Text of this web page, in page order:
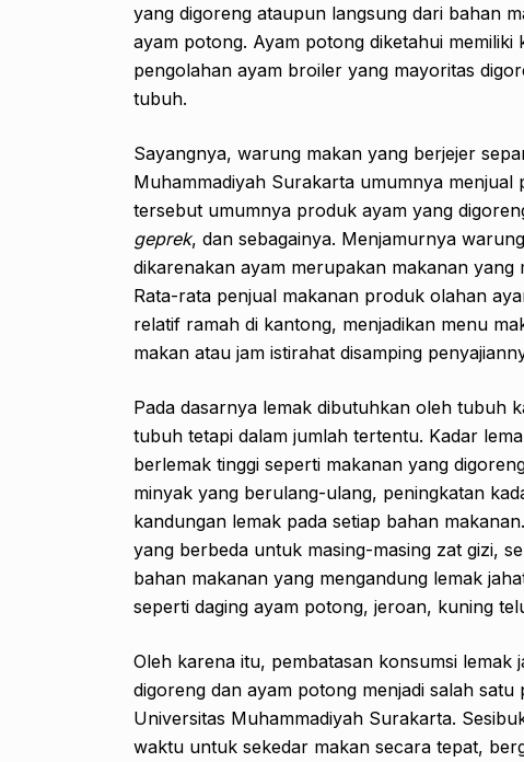
yang digoreng ataupun langsung dari bahan
ayam potong. Ayam potong diketahui
pengolahan ayam broiler yang mayoritas
tubuh.
Sayangnya, warung makan yang berjejer
Muhammadiyah Surakarta umumnya
tersebut umumnya produk ayam yang
geprek, dan sebagainya. Menjamurnya
dikarenakan ayam merupakan makanan yang
Rata-rata penjual makanan produk olahan
relatif ramah di kantong, menjadikan menu
makan atau jam istirahat disamping
Pada dasarnya lemak dibutuhkan oleh tubuh
tubuh tetapi dalam jumlah tertentu. Kadar
berlemak tinggi seperti makanan yang
minyak yang berulang-ulang, peningkatan
kandungan lemak pada setiap bahan
yang berbeda untuk masing-masing zat gizi,
bahan makanan yang mengandung lemak
seperti daging ayam potong, jeroan, kuning
Oleh karena itu, pembatasan konsumsi
digoreng dan ayam potong menjadi salah satu
Universitas Muhammadiyah Surakarta.
waktu untuk sekedar makan secara tepat,